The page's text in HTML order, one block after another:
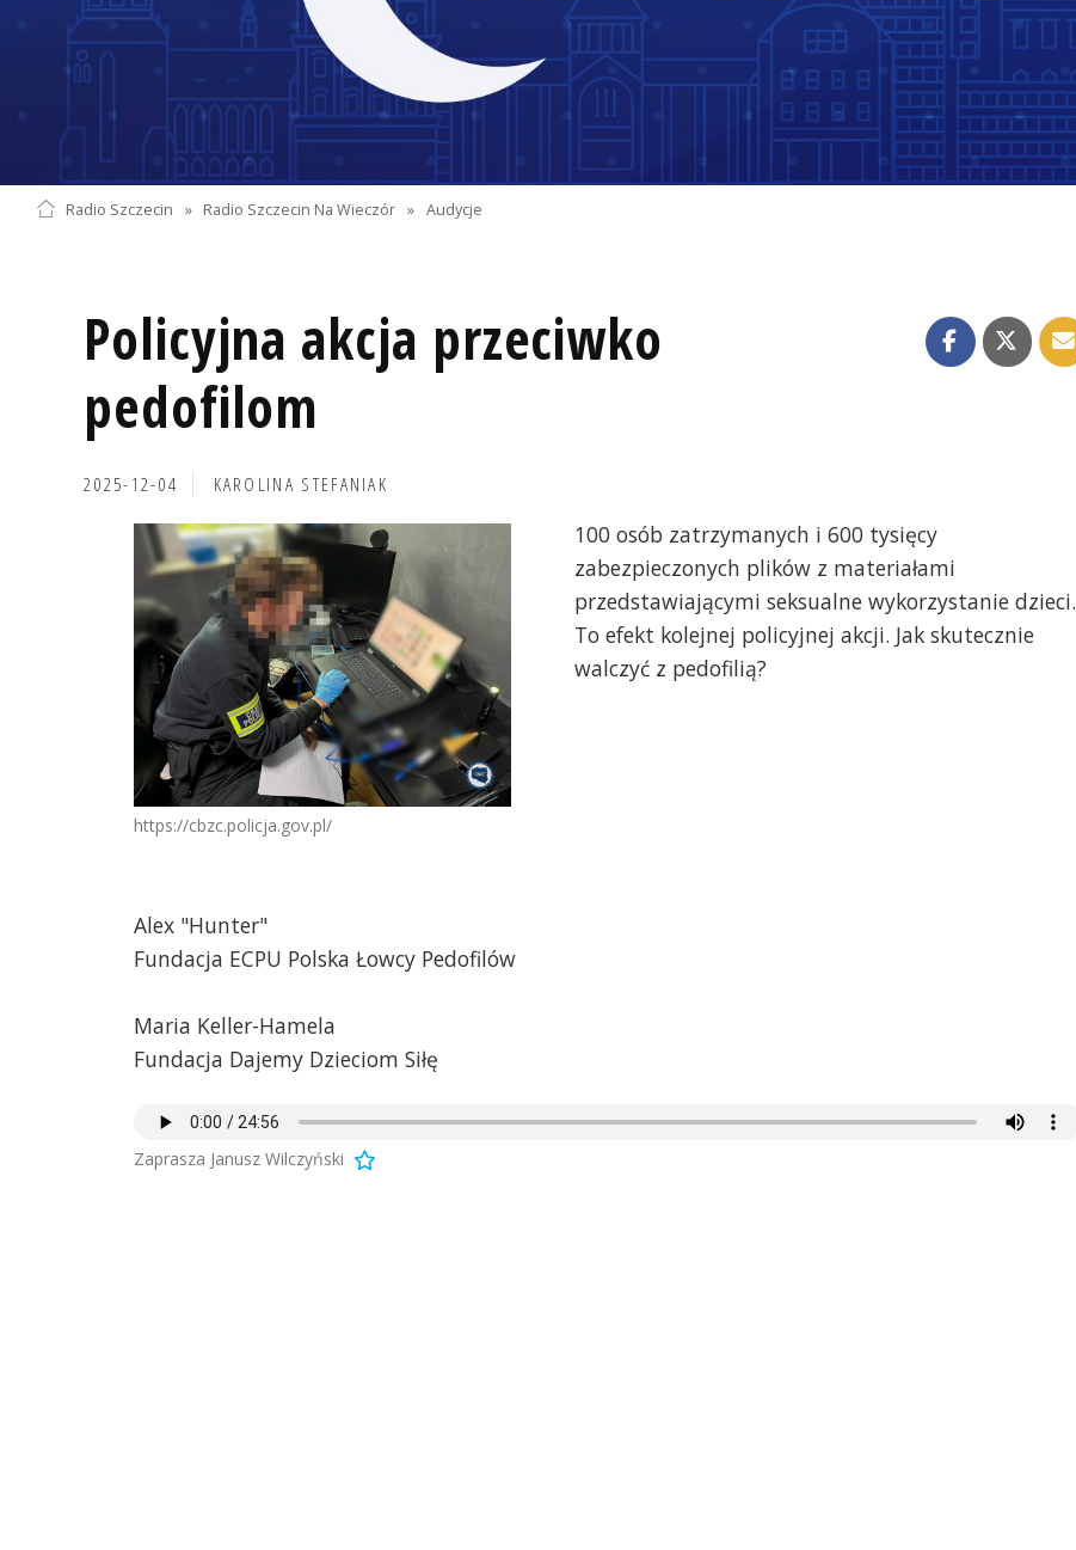
Radio Szczecin » Radio Szczecin Na Wieczór » Audycje
Policyjna akcja przeciwko
pedofilom
2025-12-04 KAROLINA STEFANIAK
https://cbzc.policja.gov.pl/
100 osób zatrzymanych i 600 tysięcy
zabezpieczonych plików z materiałami
przedstawiającymi seksualne wykorzystanie dzieci.
To efekt kolejnej policyjnej akcji. Jak skutecznie
walczyć z pedofilią?
Alex "Hunter"
Fundacja ECPU Polska Łowcy Pedofilów
Maria Keller-Hamela
Fundacja Dajemy Dzieciom Siłę
Zaprasza Janusz Wilczyński